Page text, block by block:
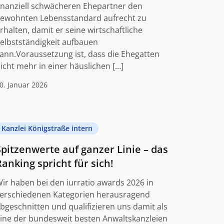
schwächeren Ehepartner den
Lebensstandard aufrecht zu
damit er seine wirtschaftliche
aufbauen
ist, dass die Ehegatten
mehr in einer häuslichen […]
Januar 2026
Kanzlei Königstraße intern
auf ganzer Linie – das
spricht für sich!
haben bei den iurratio awards 2026 in
Kategorien herausragend
und qualifizieren uns damit als
der bundesweit besten Anwaltskanzleien